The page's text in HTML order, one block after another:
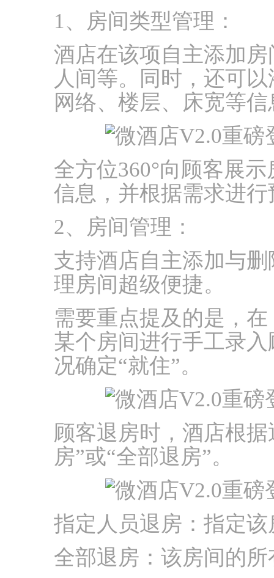
1、房间类型管理：
酒店在该项自主添加
人间等。同时，还可
网络、楼层、床宽等
全方位360°向顾客展
信息，并根据需求进行
2、房间管理：
支持酒店自主添加与
理房间超级便捷。
需要重点提及的是，
某个房间进行手工录
况确定“就住”。
顾客退房时，酒店根
房”或“全部退房”。
指定人员退房：指定
全部退房：该房间的